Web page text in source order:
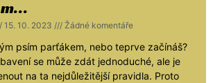
m…
15. 10. 2023 Žádné komentáře
psím parťákem, nebo teprve začínáš?
se může zdát jednoduché, ale je
na ta nejdůležitější pravidla. Proto